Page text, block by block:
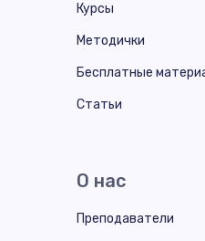
Курсы
Методички
Бесплатные
Статьи
О нас
Преподаватели